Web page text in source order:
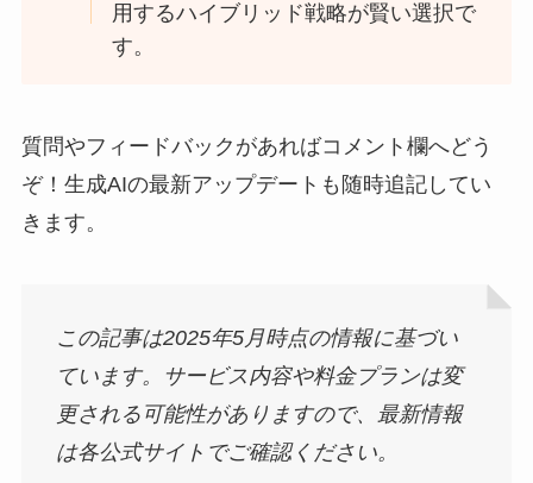
用するハイブリッド戦略が賢い選択で
す。
質問やフィードバックがあればコメント欄へどう
ぞ！生成AIの最新アップデートも随時追記してい
きます。
この記事は2025年5月時点の情報に基づい
ています。サービス内容や料金プランは変
更される可能性がありますので、最新情報
は各公式サイトでご確認ください。